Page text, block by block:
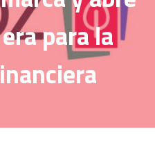
para la